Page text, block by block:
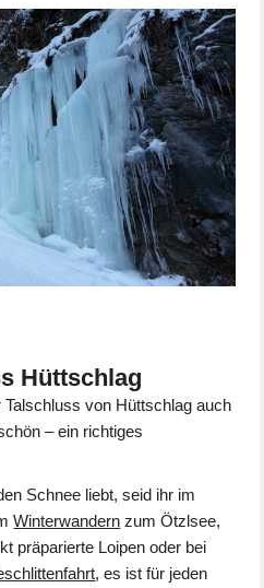
Hüttschlag
von Hüttschlag auch
– ein richtiges
Schnee liebt, seid ihr im
Winterwandern zum Ötzlsee,
präparierte Loipen oder bei
, es ist für jeden